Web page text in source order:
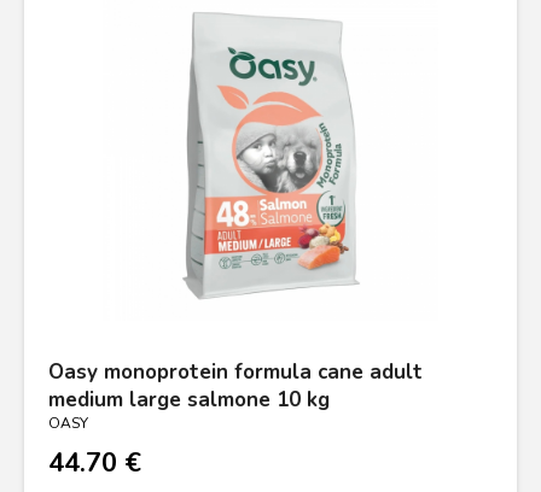
Oasy monoprotein formula cane adult
medium large salmone 10 kg
OASY
44.70 €